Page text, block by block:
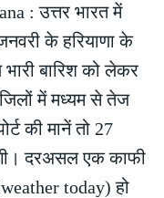
: उत्तर भारत में
के हरियाणा के
बारिश को लेकर
जिलों में मध्यम से तेज
की मानें तो 27
दरअसल एक काफी
today) हो